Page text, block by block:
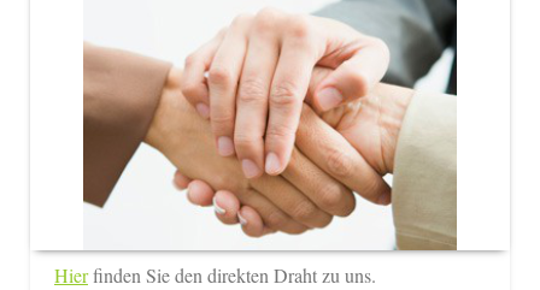
Hierfinden Sie den direkten Draht zu uns.